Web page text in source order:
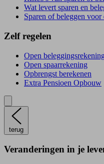
Wat levert sparen en
Sparen of beleggen voor
Zelf regelen
Open
Open spaarrekening
Opbrengst berekenen
Extra Pensioen Opbouw
terug
Veranderingen in je